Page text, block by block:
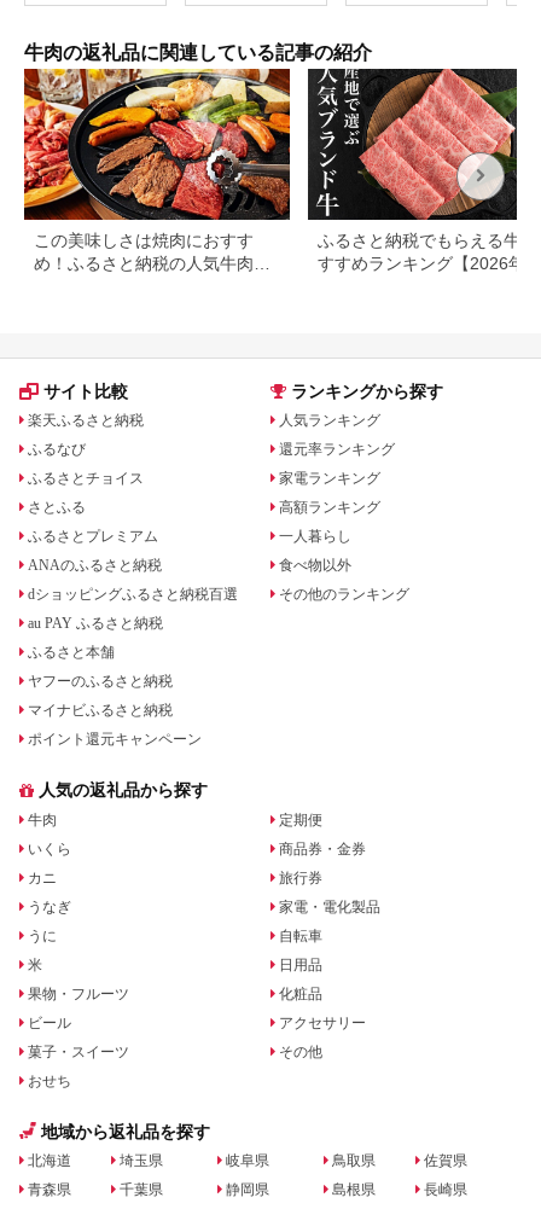
肉 高級 人気 おすすめ
日本三大和牛 松阪 松
坂牛 松坂 モモ ビーフ
シチュー カレー 霜降
り 三重県 多気町 SS-
32
牛肉の返礼品に関連している記事の紹介
この美味しさは焼肉におすす
め！ふるさと納税の人気牛肉還
ふるさと納税でもらえる牛肉
すすめランキング【2026年
サイト比較
楽天ふるさと納税
ふるなび
ふるさとチョイス
さとふる
ふるさとプレミアム
ANAのふるさと納税
dショッピングふるさと納税百選
au PAY ふるさと納税
ふるさと本舗
ヤフーのふるさと納税
マイナビふるさと納税
ポイント還元キャンペーン
ランキングから探す
人気ランキング
還元率ランキング
家電ランキング
高額ランキング
一人暮らし
食べ物以外
その他のランキング
人気の返礼品から探す
牛肉
いくら
カニ
うなぎ
うに
米
果物・フルーツ
ビール
菓子・スイーツ
おせち
定期便
商品券・金券
旅行券
家電・電化製品
自転車
日用品
化粧品
アクセサリー
その他
地域から返礼品を探す
北海道
青森県
埼玉県
千葉県
岐阜県
静岡県
鳥取県
島根県
佐賀県
長崎県